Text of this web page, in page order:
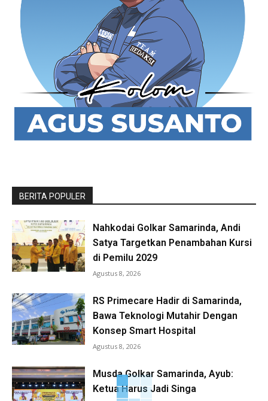
BERITA POPULER
Nahkodai Golkar Samarinda, Andi
Satya Targetkan Penambahan Kursi
di Pemilu 2029
Agustus 8, 2026
RS Primecare Hadir di Samarinda,
Bawa Teknologi Mutahir Dengan
Konsep Smart Hospital
Agustus 8, 2026
Musda Golkar Samarinda, Ayub:
Ketua Harus Jadi Singa